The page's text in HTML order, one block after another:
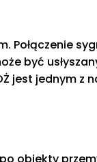
być
jest jednym z